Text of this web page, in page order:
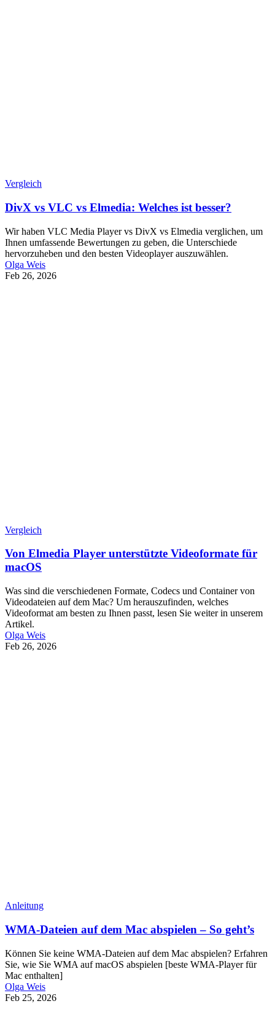
Vergleich
DivX vs VLC vs Elmedia: Welches ist besser?
Wir haben VLC Media Player vs DivX vs Elmedia verglichen, um
Ihnen umfassende Bewertungen zu geben, die Unterschiede
hervorzuheben und den besten Videoplayer auszuwählen.
Olga Weis
Feb 26, 2026
Vergleich
Von Elmedia Player unterstützte Videoformate für
macOS
Was sind die verschiedenen Formate, Codecs und Container von
Videodateien auf dem Mac? Um herauszufinden, welches
Videoformat am besten zu Ihnen passt, lesen Sie weiter in unserem
Artikel.
Olga Weis
Feb 26, 2026
Anleitung
WMA-Dateien auf dem Mac abspielen – So geht’s
Können Sie keine WMA-Dateien auf dem Mac abspielen? Erfahren
Sie, wie Sie WMA auf macOS abspielen [beste WMA-Player für
Mac enthalten]
Olga Weis
Feb 25, 2026